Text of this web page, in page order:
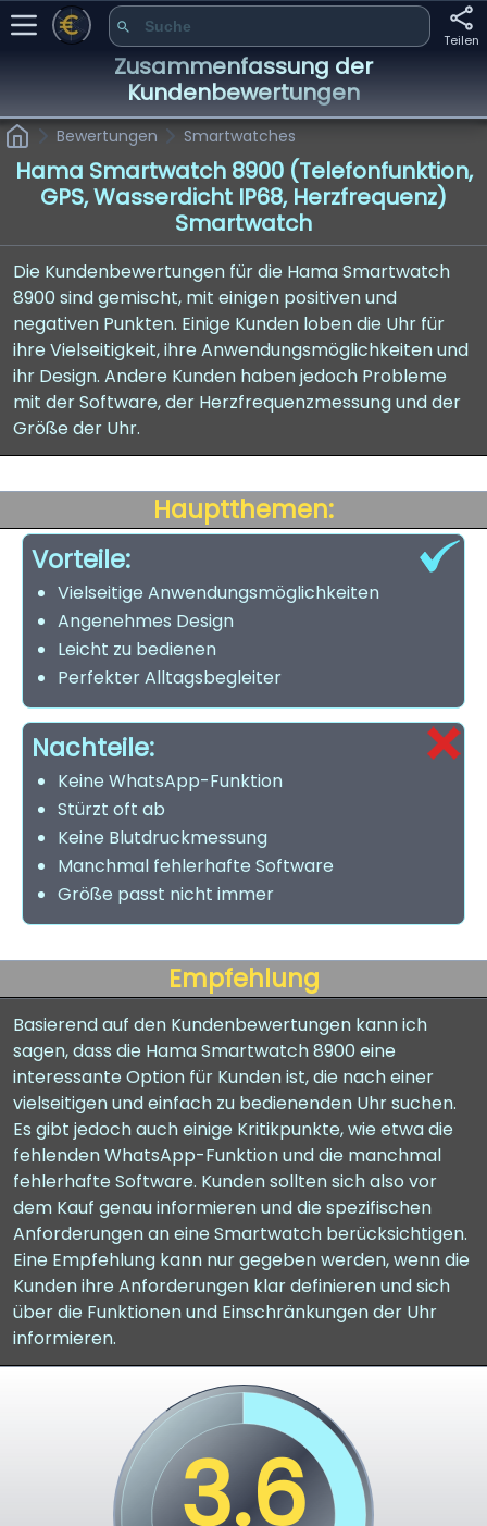
Teilen
Zusammenfassung der
Kundenbewertungen
Bewertungen Smartwatches
Hama Smartwatch 8900 (Telefonfunktion,
GPS, Wasserdicht IP68, Herzfrequenz)
Smartwatch
Die Kundenbewertungen für die Hama Smartwatch
8900 sind gemischt, mit einigen positiven und
negativen Punkten. Einige Kunden loben die Uhr für
ihre Vielseitigkeit, ihre Anwendungsmöglichkeiten und
ihr Design. Andere Kunden haben jedoch Probleme
mit der Software, der Herzfrequenzmessung und der
Größe der Uhr.
Hauptthemen:
Vorteile:
Vielseitige Anwendungsmöglichkeiten
Angenehmes Design
Leicht zu bedienen
Perfekter Alltagsbegleiter
Nachteile:
Keine WhatsApp-Funktion
Stürzt oft ab
Keine Blutdruckmessung
Manchmal fehlerhafte Software
Größe passt nicht immer
Empfehlung
Basierend auf den Kundenbewertungen kann ich
sagen, dass die Hama Smartwatch 8900 eine
interessante Option für Kunden ist, die nach einer
vielseitigen und einfach zu bedienenden Uhr suchen.
Es gibt jedoch auch einige Kritikpunkte, wie etwa die
fehlenden WhatsApp-Funktion und die manchmal
fehlerhafte Software. Kunden sollten sich also vor
dem Kauf genau informieren und die spezifischen
Anforderungen an eine Smartwatch berücksichtigen.
Eine Empfehlung kann nur gegeben werden, wenn die
Kunden ihre Anforderungen klar definieren und sich
über die Funktionen und Einschränkungen der Uhr
informieren.